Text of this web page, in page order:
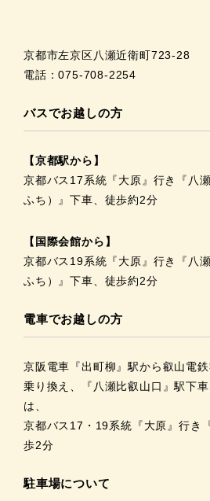
京都市左京区八瀬近衛町723-28
電話：075-708-2254
バスでお越しの方
【京都駅から】
京都バス17系統『大原』行き『八
ふち）』下車、徒歩約2分
【国際会館から】
京都バス19系統『大原』行き『八
ふち）』下車、徒歩約2分
電車でお越しの方
京阪電車『出町柳』駅から叡山電
乗り換え、『八瀬比叡山口』駅下
は、
京都バス17・19系統『大原』行き
歩2分
駐車場について